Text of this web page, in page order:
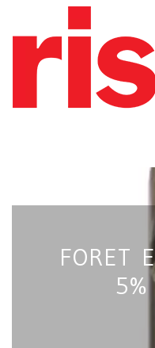
FORET
5%